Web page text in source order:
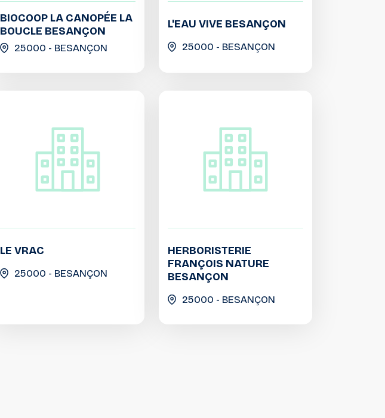
BIOCOOP LA CANOPÉE LA
BOUCLE BESANÇON
25000 - BESANÇON
L'EAU VIVE BESANÇON
25000 - BESANÇON
LE VRAC
25000 - BESANÇON
HERBORISTERIE
FRANÇOIS NATURE
BESANÇON
25000 - BESANÇON